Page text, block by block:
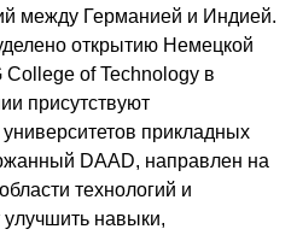
между Германией и Индией.
открытию Немецкой
of Technology в
присутствуют
прикладных
DAAD, направлен на
технологий и
навыки,